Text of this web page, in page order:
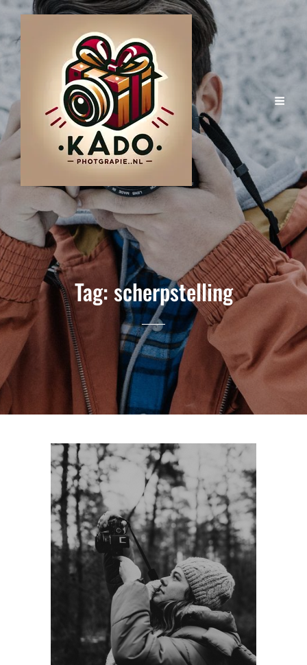
Tag:scherpstelling